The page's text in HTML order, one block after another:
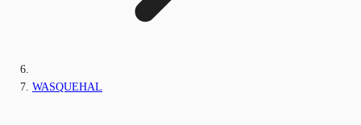
WASQUEHAL